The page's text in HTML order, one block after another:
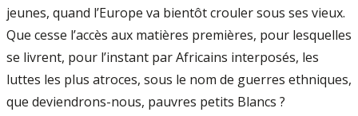
jeunes, quand l’Europe va bientôt crouler sous ses vieux.
Que cesse l’accès aux matières premières, pour lesquelles
se livrent, pour l’instant par Africains interposés, les
luttes les plus atroces, sous le nom de guerres ethniques,
que deviendrons-nous, pauvres petits Blancs ?